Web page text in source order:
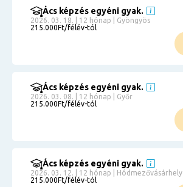
Ács képzés egyéni gyak.
2026. 03. 18. | 12 hónap | Gyöngyös
215.000Ft/félév-tól
Ács képzés egyéni gyak.
2026. 03. 08. | 12 hónap | Győr
215.000Ft/félév-tól
Ács képzés egyéni gyak.
2026. 03. 12. | 12 hónap | Hódmezővásárhely
215.000Ft/félév-tól